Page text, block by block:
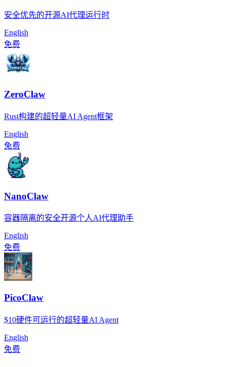
安全优先的开源AI代理运行时
English
免费
ZeroClaw
Rust构建的超轻量AI Agent框架
English
免费
NanoClaw
容器隔离的安全开源个人AI代理助手
English
免费
PicoClaw
$10硬件可运行的超轻量AI Agent
English
免费